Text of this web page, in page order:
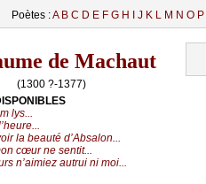
Poètes :A B C D E F G H J K L M N O P
de Machaut
(1300 ?-1377)
lys...
la beauté d’Absalon...
cœur ne sentit...
n’aimiez autrui ni moi...